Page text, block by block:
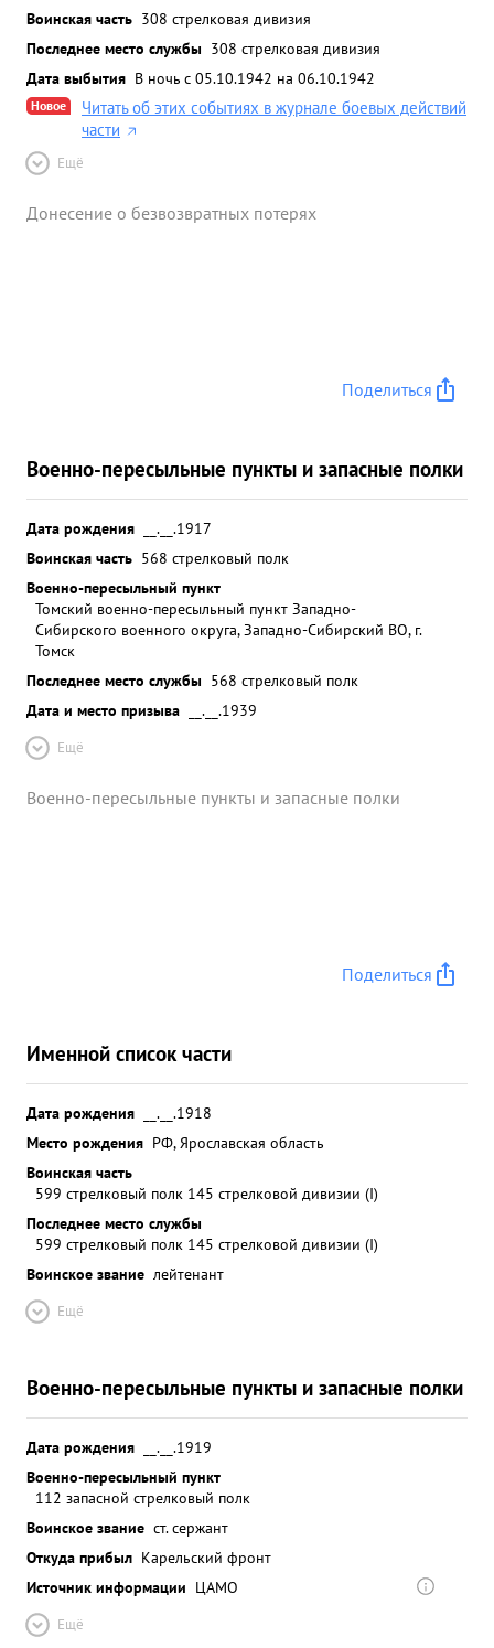
Воинская часть 308 стрелковая дивизия
Последнее место службы 308 стрелковая дивизия
Дата выбытия В ночь с 05.10.1942 на 06.10.1942
Новое
Читать об этих событиях в журнале боевых действий
части
Ещё
Донесение о безвозвратных потерях
Поделиться
Военно-пересыльные пункты и запасные полки
Дата рождения
__.__.1917
Воинская часть 568 стрелковый полк
Военно-пересыльный пункт
Томский военно-пересыльный пункт Западно-
Сибирского военного округа, Западно-Сибирский ВО, г.
Томск
Последнее место службы 568 стрелковый полк
Дата и место призыва
__.__.1939
Ещё
Военно-пересыльные пункты и запасные полки
Поделиться
Именной список части
Дата рождения
__.__.1918
Место рождения РФ, Ярославская область
Воинская часть
599 стрелковый полк 145 стрелковой дивизии (I)
Последнее место службы
599 стрелковый полк 145 стрелковой дивизии (I)
Воинское звание лейтенант
Ещё
Военно-пересыльные пункты и запасные полки
Дата рождения
__.__.1919
Военно-пересыльный пункт
112 запасной стрелковый полк
Воинское звание ст. сержант
Откуда прибыл Карельский фронт
Источник информации ЦАМО
Ещё